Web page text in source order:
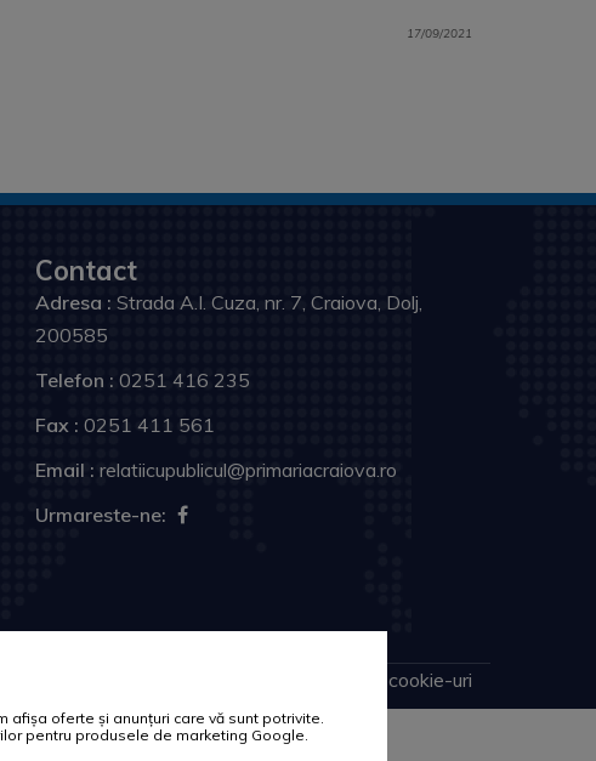
17/09/2021
Contact
Adresa : Strada A.I. Cuza, nr. 7, Craiova, Dolj,
200585
Telefon : 0251 416 235
Fax : 0251 411 561
Email : relatiicupublicul@primariacraiova.ro
Urmareste-ne:
Politica de cookie-uri
oferte și anunțuri care vă sunt potrivite.
pentru produsele de marketing Google.